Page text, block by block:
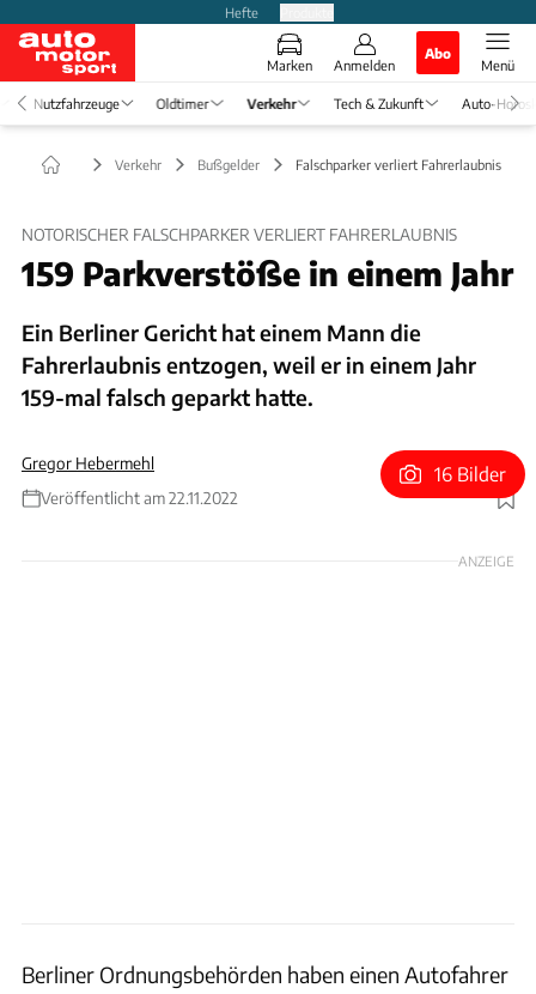
Hefte
Marken Anmelden
Abo
Menü
Nutzfahrzeuge Oldtimer Verkehr Tech & Zukunft Auto-
Verkehr Bußgelder Falschparker verliert Fahrerlaubnis
NOTORISCHER FALSCHPARKER VERLIERT FAHRERLAUBNIS
159 Parkverstöße in einem Jahr
Ein Berliner Gericht hat einem Mann die
Fahrerlaubnis entzogen, weil er in einem Jahr
159-mal falsch geparkt hatte.
Gregor Hebermehl
Veröffentlicht am 22.11.2022
Foto: Nico De Pasquale Photography vis GEtty Images
16 Bilder
ANZEIGE
Berliner Ordnungsbehörden haben einen Autofahrer